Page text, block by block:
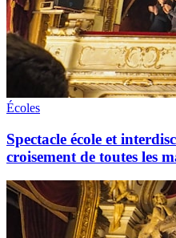
Écoles
Spectacle école et
croisement de toutes les